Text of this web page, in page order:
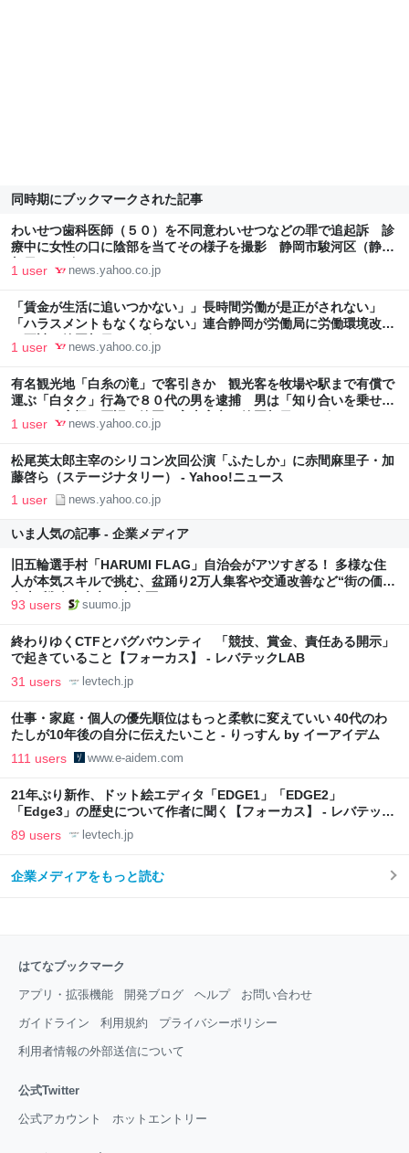
同時期にブックマークされた記事
わいせつ歯科医師（５０）を不同意わいせつなどの罪で追起訴 診
療中に女性の口に陰部を当てその様子を撮影 静岡市駿河区（静岡
朝日テレビ） - Yahoo!ニュース
1 user news.yahoo.co.jp
「賃金が生活に追いつかない」」長時間労働が是正がされない」
「ハラスメントもなくならない」連合静岡が労働局に労働環境改善
の要請（静岡朝日テレビ） - Yahoo!ニュース
1 user news.yahoo.co.jp
有名観光地「白糸の滝」で客引きか 観光客を牧場や駅まで有償で
運ぶ「白タク」行為で８０代の男を逮捕 男は「知り合いを乗せた
だけ」と容疑を否認 静岡・富士宮市（静岡朝日テレビ） -
Yahoo!ニュース
1 user news.yahoo.co.jp
松尾英太郎主宰のシリコン次回公演「ふたしか」に赤間麻里子・加
藤啓ら（ステージナタリー） - Yahoo!ニュース
1 user news.yahoo.co.jp
いま人気の記事 - 企業メディア
旧五輪選手村「HARUMI FLAG」自治会がアツすぎる！ 多様な住
人が本気スキルで挑む、盆踊り2万人集客や交通改善など“街の価値
向上”戦略 東京・中央区
93 users suumo.jp
終わりゆくCTFとバグバウンティ 「競技、賞金、責任ある開示」
で起きていること【フォーカス】 - レバテックLAB
31 users levtech.jp
仕事・家庭・個人の優先順位はもっと柔軟に変えていい 40代のわ
たしが10年後の自分に伝えたいこと - りっすん by イーアイデム
111 users www.e-aidem.com
21年ぶり新作、ドット絵エディタ「EDGE1」「EDGE2」
「Edge3」の歴史について作者に聞く【フォーカス】 - レバテック
LAB
89 users levtech.jp
企業メディアをもっと読む
はてなブックマーク
アプリ・拡張機能 開発ブログ ヘルプ お問い合わせ
ガイドライン 利用規約 プライバシーポリシー
利用者情報の外部送信について
公式Twitter
公式アカウント ホットエントリー